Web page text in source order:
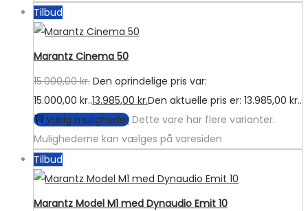
Tilbud
Marantz Cinema 50
15.000,00kr. Den oprindelige pris var:
15.000,00 kr..13.985,00 kr.Den aktuelle pris er: 13.985,00 kr..
Vælg muligheder Dette vare har flere varianter.
Mulighederne kan vælges på varesiden
Tilbud
Marantz Model M1 med Dynaudio Emit 10